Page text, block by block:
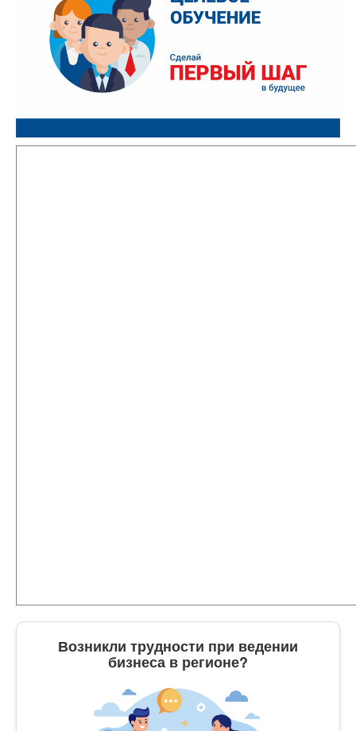
Возникли трудности при ведении
бизнеса в регионе?